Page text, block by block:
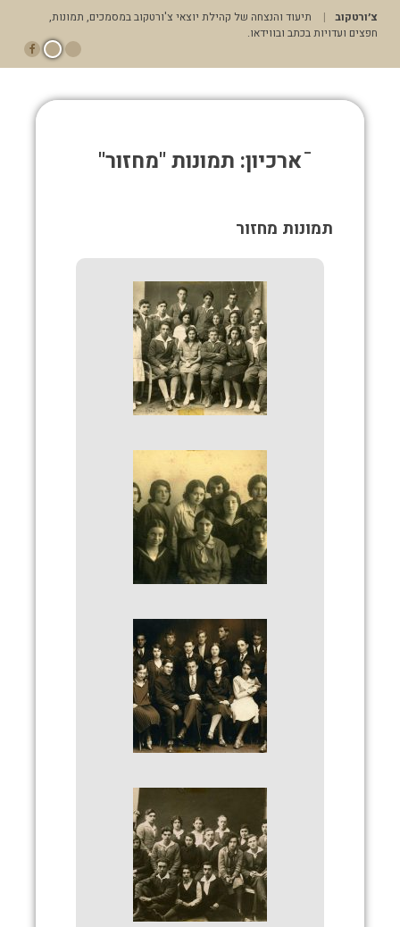
לתוכן
צ׳ורטקוב
תיעוד והנצחה של קהילת יוצאי צ'ורטקוב במסמכים, תמונות,
חפצים ועדויות בכתב ובווידאו.
ֿארכיון: תמונות "מחזור"
תמונות מחזור